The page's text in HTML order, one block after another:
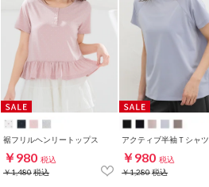
裾フリルヘンリートップス
￥980 税込
￥1,480税込
アクティブ半袖Ｔシャツ
￥980 税込
￥1,280税込